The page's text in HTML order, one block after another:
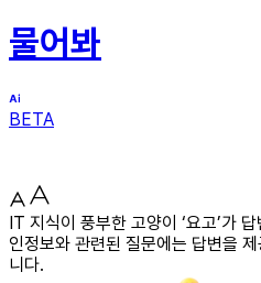
물어봐
BETA
IT 지식이 풍부한 고양이 ‘요고’가
인정보와 관련된 질문에는 답변을
니다.